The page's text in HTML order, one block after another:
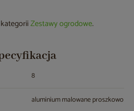
Zestawy ogrodowe.
8
aluminium malowane proszkowo